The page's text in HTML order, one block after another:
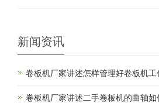
新闻资讯
卷板机厂家讲述怎样管理好卷板机工
卷板机厂家讲述二手卷板机的曲轴如